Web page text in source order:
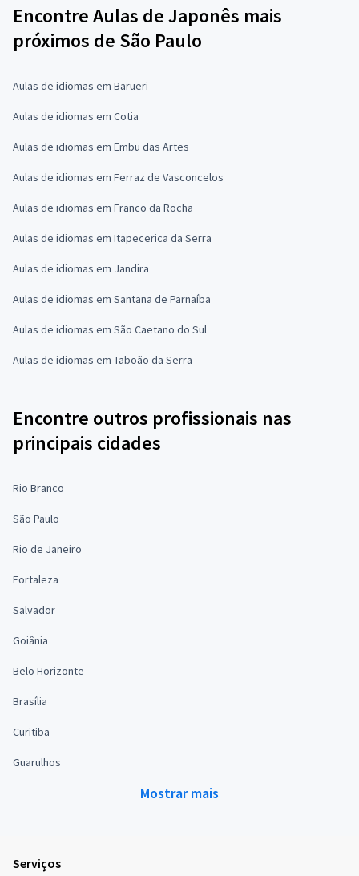
Encontre Aulas de Japonês mais
próximos de São Paulo
Aulas de idiomas em Barueri
Aulas de idiomas em Cotia
Aulas de idiomas em Embu das Artes
Aulas de idiomas em Ferraz de Vasconcelos
Aulas de idiomas em Franco da Rocha
Aulas de idiomas em Itapecerica da Serra
Aulas de idiomas em Jandira
Aulas de idiomas em Santana de Parnaíba
Aulas de idiomas em São Caetano do Sul
Aulas de idiomas em Taboão da Serra
Encontre outros profissionais nas
principais cidades
Rio Branco
São Paulo
Rio de Janeiro
Fortaleza
Salvador
Goiânia
Belo Horizonte
Brasília
Curitiba
Guarulhos
Mostrar mais
Serviços